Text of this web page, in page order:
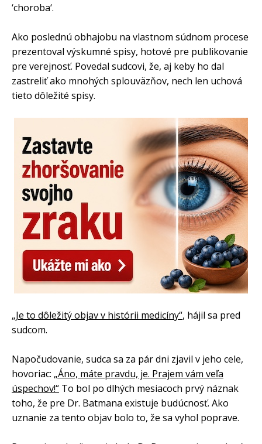
‘choroba‘.
Ako poslednú obhajobu na vlastnom súdnom procese
prezentoval výskumné spisy, hotové pre publikovanie
pre verejnosť. Povedal sudcovi, že, aj keby ho dal
zastreliť ako mnohých splouväzňov, nech len uchová
tieto dôležité spisy.
„Je to dôležitý objav v histórii medicíny“, hájil sa pred
sudcom.
Napočudovanie, sudca sa za pár dni zjavil v jeho cele,
hovoriac: „Áno, máte pravdu, je. Prajem vám veľa
úspechov!“ To bol po dlhých mesiacoch prvý náznak
toho, že pre Dr. Batmana existuje budúcnosť. Ako
uznanie za tento objav bolo to, že sa vyhol poprave.